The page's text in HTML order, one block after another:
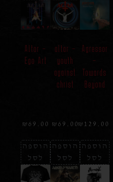
Agressor
–
Towards
Beyond
₪ 129.00
הוספה
לסל
altar –
youth
against
christ
₪ 69.00
הוספה
לסל
Altar –
Ego Art
₪ 69.00
הוספה
לסל